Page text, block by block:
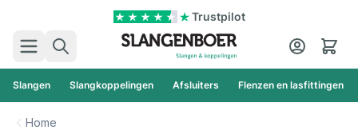
Trustpilot
Zoek
Cart
Slangen Slangkoppelingen Afsluiters Flenzen en lasfittingen
Home